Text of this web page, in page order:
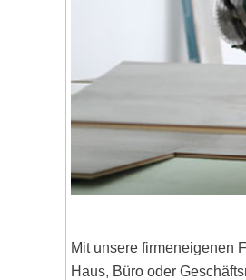
Mit unsere firmeneigenen
Haus, Büro oder